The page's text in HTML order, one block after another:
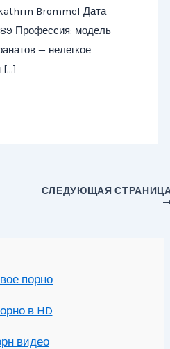
Brommel Дата
Профессия: модель
— нелегкое
[…]
СЛЕДУЮЩАЯ
порно
в HD
видео